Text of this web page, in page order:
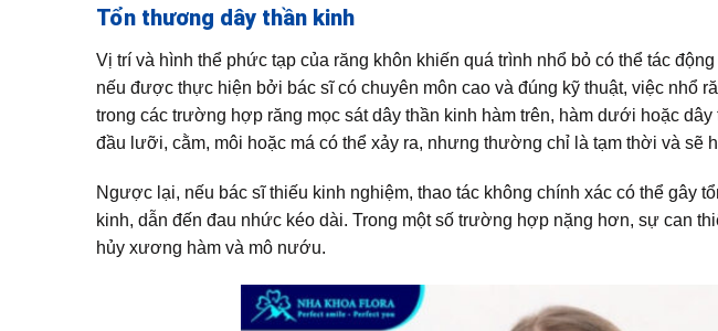
Tổn thương dây thần kinh
Vị trí và hình thể phức tạp của răng khôn khiến quá trình nhổ bỏ có thể tác
nếu được thực hiện bởi bác sĩ có chuyên môn cao và đúng kỹ thuật, việc nhổ
trong các trường hợp răng mọc sát dây thần kinh hàm trên, hàm dưới hoặc
đầu lưỡi, cằm, môi hoặc má có thể xảy ra, nhưng thường chỉ là tạm thời và sẽ
Ngược lại, nếu bác sĩ thiếu kinh nghiệm, thao tác không chính xác có thể gây
kinh, dẫn đến đau nhức kéo dài. Trong một số trường hợp nặng hơn, sự can
hủy xương hàm và mô nướu.